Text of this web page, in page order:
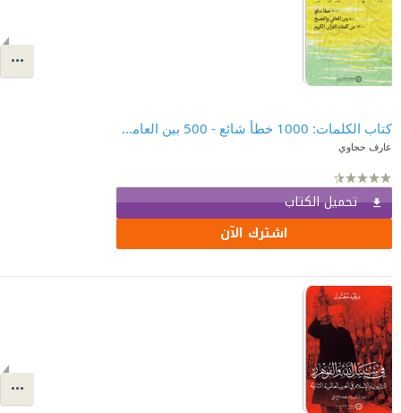
كتاب الكلمات: 1000 خطأ شائع - 500 بين العامي والفصيح - 1200 من كلمات القرآن الكريم
عارف حجاوي
تحميل الكتاب
اشترك الآن